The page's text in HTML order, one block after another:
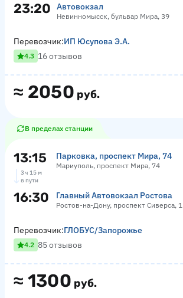
23:20 Автовокзал
Невинномысск, бульвар Мира, 39
≈ 2050 руб.
Перевозчик:ИП Юсупова Э.А.
4.3 16 отзывов
В пределах станции
13:15 Парковка, проспект Мира, 74
Мариуполь, проспект Мира, 74
3 ч 15 м
в пути
16:30 Главный Автовокзал Ростова
Ростов-на-Дону, проспект Сиверса, 1
≈ 1300 руб.
Перевозчик:ГЛОБУС/Запорожье
4.2 85 отзывов